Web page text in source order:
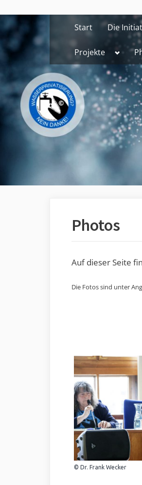
to
content
Start Die
Projekte Toggle
menu
Photos
Auf dieser Seite
Die Fotos sind unter
© Dr. Frank Wecker